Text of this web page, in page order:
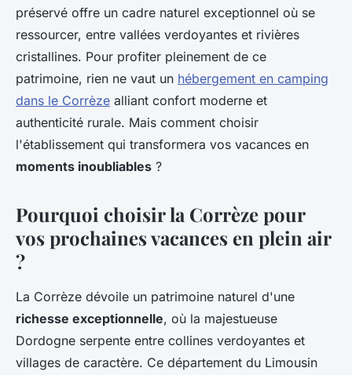
préservé offre un cadre naturel exceptionnel où se
ressourcer, entre vallées verdoyantes et rivières
cristallines. Pour profiter pleinement de ce
patrimoine, rien ne vaut un hébergement en camping
dans le Corrèze alliant confort moderne et
authenticité rurale. Mais comment choisir
l'établissement qui transformera vos vacances en
moments inoubliables ?
Pourquoi choisir la Corrèze pour
vos prochaines vacances en plein air
?
La Corrèze dévoile un patrimoine naturel d'une
richesse exceptionnelle, où la majestueuse
Dordogne serpente entre collines verdoyantes et
villages de caractère. Ce département du Limousin